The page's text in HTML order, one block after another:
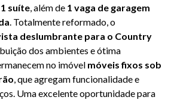
suíte, além de 1 vaga de garagem
. Totalmente reformado, o
deslumbrante para o Country
dos ambientes e ótima
no imóvel móveis fixos sob
, que agregam funcionalidade e
Uma excelente oportunidade para